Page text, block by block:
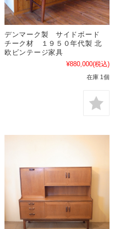
デンマーク製 サイドボード
チーク材 １９５０年代製 北
欧ビンテージ家具
¥880,000(税込)
在庫 1個